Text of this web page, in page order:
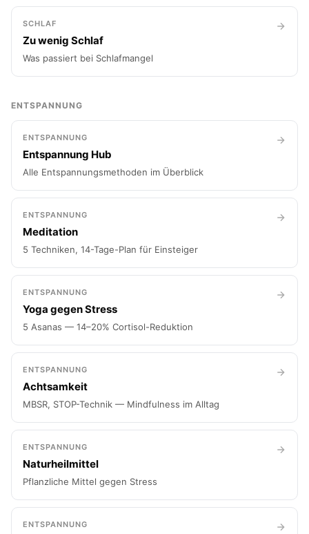
SCHLAF
Zu wenig Schlaf
Was passiert bei Schlafmangel
ENTSPANNUNG
ENTSPANNUNG
Entspannung Hub
Alle Entspannungsmethoden im Überblick
ENTSPANNUNG
Meditation
5 Techniken, 14-Tage-Plan für Einsteiger
ENTSPANNUNG
Yoga gegen Stress
5 Asanas — 14–20% Cortisol-Reduktion
ENTSPANNUNG
Achtsamkeit
MBSR, STOP-Technik — Mindfulness im Alltag
ENTSPANNUNG
Naturheilmittel
Pflanzliche Mittel gegen Stress
ENTSPANNUNG